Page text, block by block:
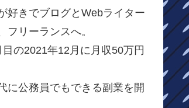
好きでブログとWebライター
フリーランスへ。
の2021年12月に月収50万円
に公務員でもできる副業を開